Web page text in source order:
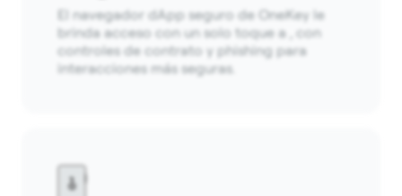
El navegador dApp seguro de OneKey le
brinda acceso con un solo toque a , con
controles de contrato y phishing para
interacciones más seguras.